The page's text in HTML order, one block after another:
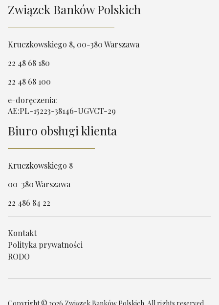
Związek Banków Polskich
Kruczkowskiego 8, 00-380 Warszawa
22 48 68 180
22 48 68 100
e-doręczenia:
AE:PL-15223-38146-UGVCT-29
Biuro obsługi klienta
Kruczkowskiego 8
00-380 Warszawa
22 486 84 22
Kontakt
Polityka prywatności
RODO